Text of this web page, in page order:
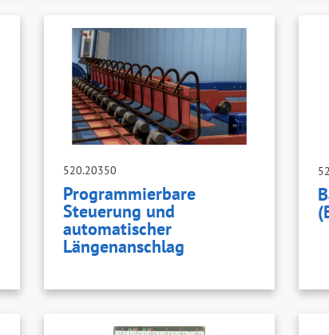
520.20350
Programmierbare
Steuerung und
automatischer
Längenanschlag